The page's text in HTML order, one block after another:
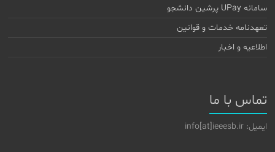
سامانه UPay پرشین دانشجو
تعهدنامه خدمات و قوانین
اطلاعیه و اخبار
تماس با ما
ایمیل: info[at]ieeesb.ir